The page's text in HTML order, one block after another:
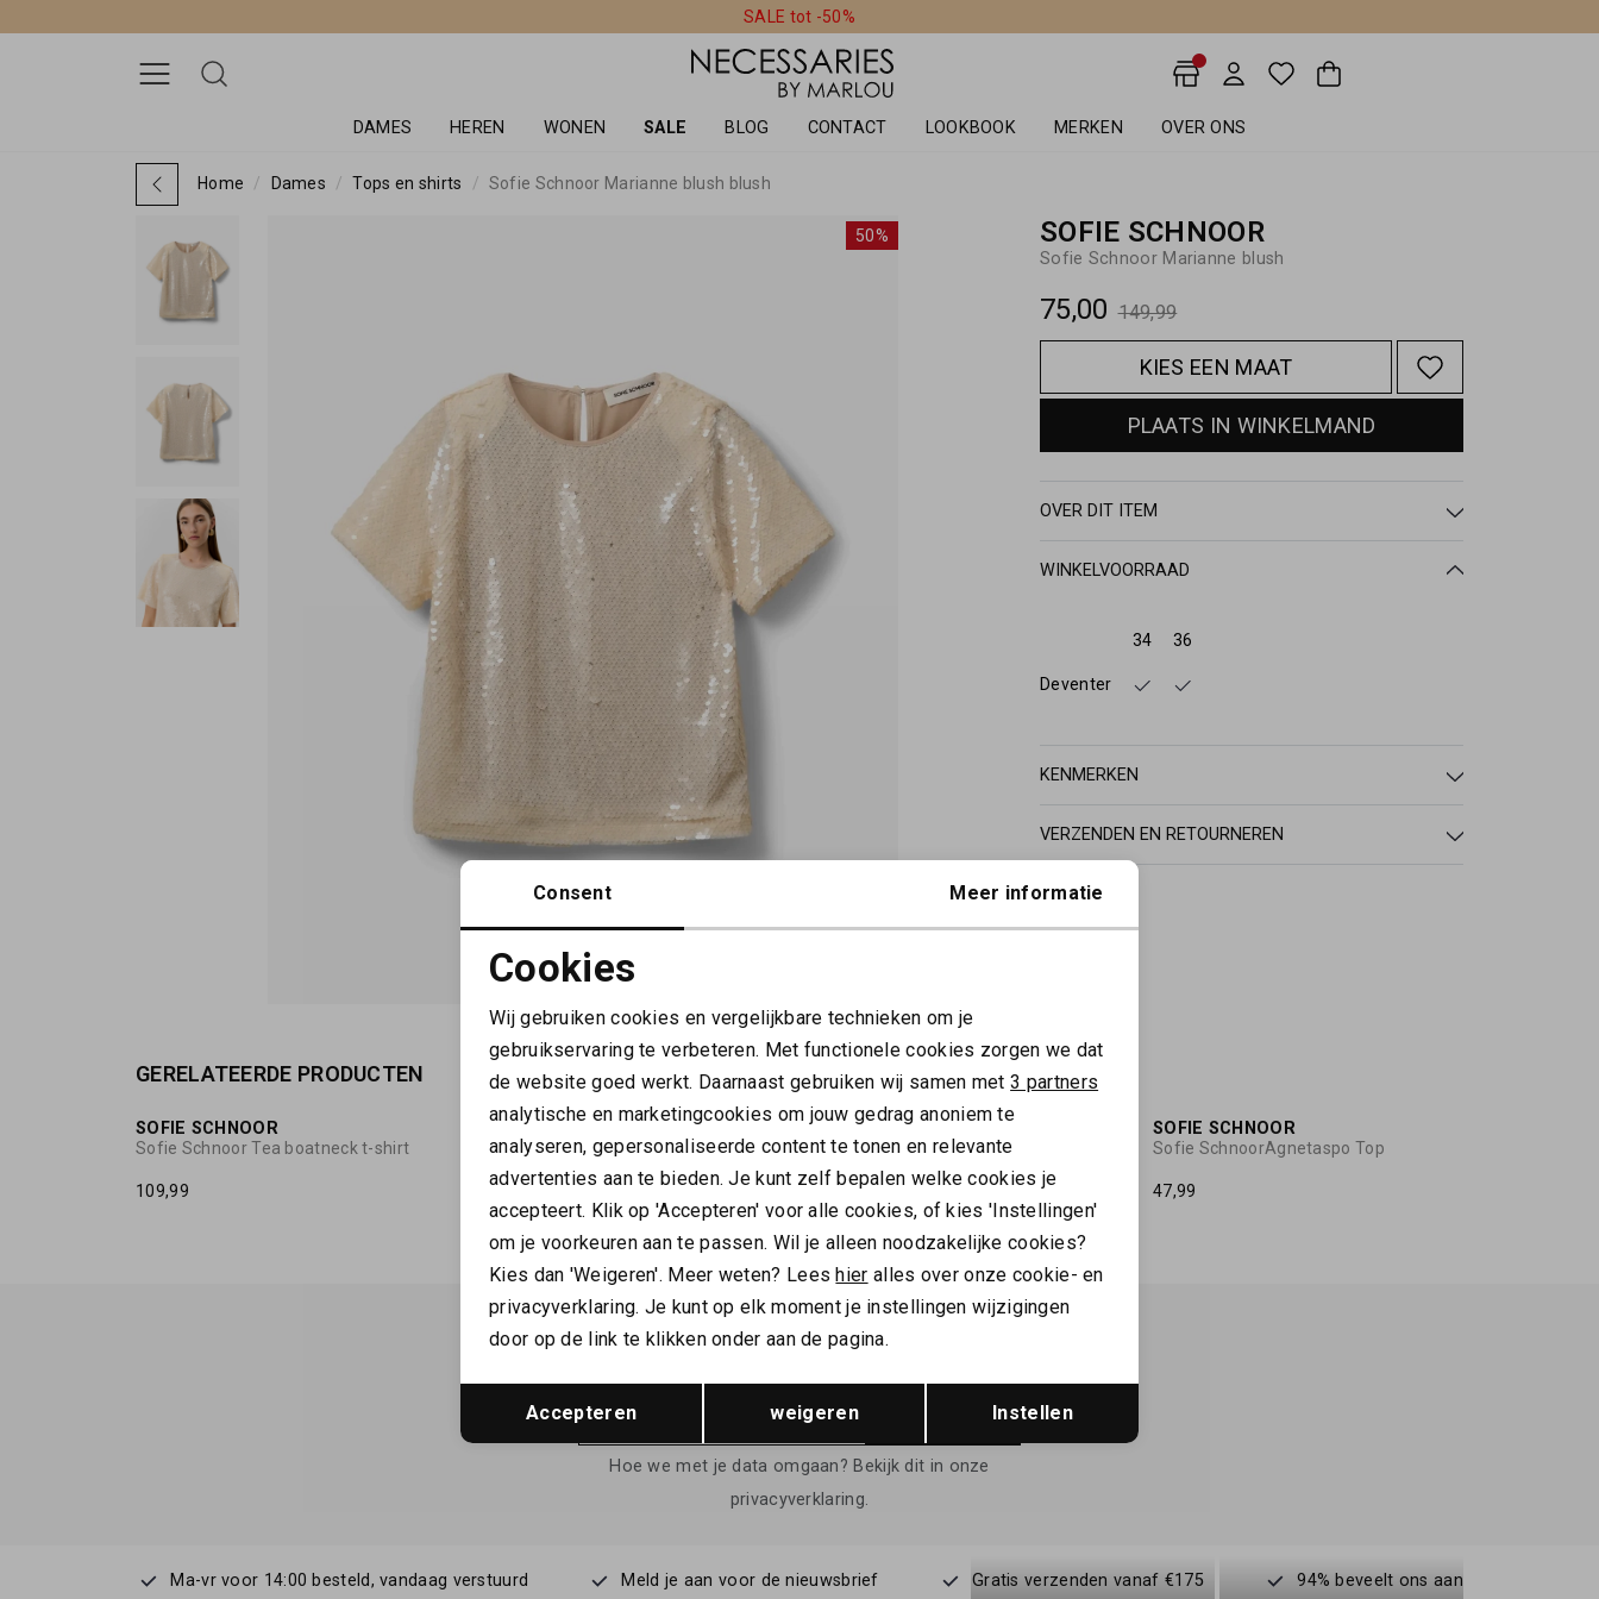
SALE tot -50%
DAMES HEREN WONEN SALE BLOG CONTACT LOOKBOOK MERKEN OVER ONS
Home Dames Tops en shirts Sofie Schnoor Marianne blush blush
50% SOFIE SCHNOOR
Sofie Schnoor Marianne blush
75,00 149,99
KIES EEN MAAT
PLAATS IN WINKELMAND
OVER DIT ITEM
WINKELVOORRAAD
34 36
Deventer
KENMERKEN
VERZENDEN EN RETOURNEREN
GERELATEERDE PRODUCTEN
NIEUW
SOFIE SCHNOOR
Sofie Schnoor Tea boatneck t-shirt
109,99
NIEUW
SOFIE SCHNOOR
Sofie Schnoor Janetspo Top
54,99
NIEUW
SOFIE SCHNOOR
Sofie Schnoor Agnetaspo Top
47,99
SOFIE SCHNOOR
Sofie SchnoorAgnetaspo Top
47,99
ALTIJD ALS EERSTE OP DE HOOGTE ZIJN?
AANMELDEN
Hoe we met je data omgaan? Bekijk dit in onze
privacyverklaring.
Ma-vr voor 14:00 besteld, vandaag verstuurd Meld je aan voor de nieuwsbrief Gratis verzenden vanaf €175 94% beveelt ons aan
Noodzakelijke cookies
Analytische cookies Marketing cookies
Terug Opslaan
Consent Meer informatie
Cookies
Wij gebruiken cookies en vergelijkbare technieken om je
gebruikservaring te verbeteren. Met functionele cookies zorgen we dat
de website goed werkt. Daarnaast gebruiken wij samen met3 partners
analytische en marketingcookies om jouw gedrag anoniem te
analyseren, gepersonaliseerde content te tonen en relevante
advertenties aan te bieden. Je kunt zelf bepalen welke cookies je
accepteert. Klik op 'Accepteren' voor alle cookies, of kies 'Instellingen'
om je voorkeuren aan te passen. Wil je alleen noodzakelijke cookies?
Kies dan 'Weigeren'. Meer weten? Leeshier alles over onze cookie- en
privacyverklaring. Je kunt op elk moment je instellingen wijzigingen
door op de link te klikken onder aan de pagina.
Accepteren weigeren Instellen